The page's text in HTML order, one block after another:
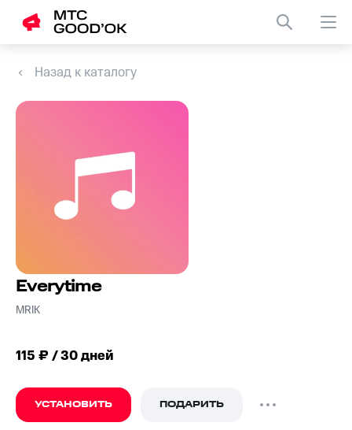
Назад к каталогу
Everytime
MRIK
115 ₽ / 30 дней
УСТАНОВИТЬ ПОДАРИТЬ